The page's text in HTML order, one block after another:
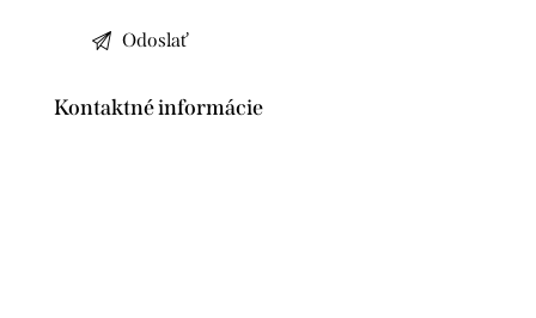
Kontaktné informácie